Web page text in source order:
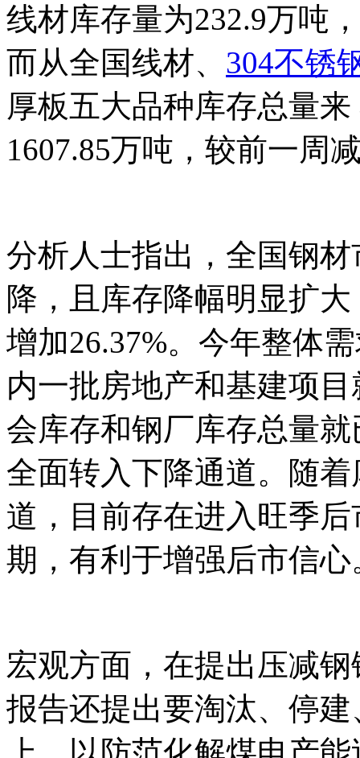
线材库存量为232.9万吨
而从全国线材、 304不锈
厚板五大品种库存总量
1607.85万吨，较前一周
分析人士指出，全国钢
降，且库存降幅明显扩
增加26.37%。今年整体
内一批房地产和基建项
会库存和钢厂库存总量
全面转入下降通道。随
道，目前存在进入旺季
期，有利于增强后市信心
宏观方面，在提出压减
报告还提出要淘汰、停